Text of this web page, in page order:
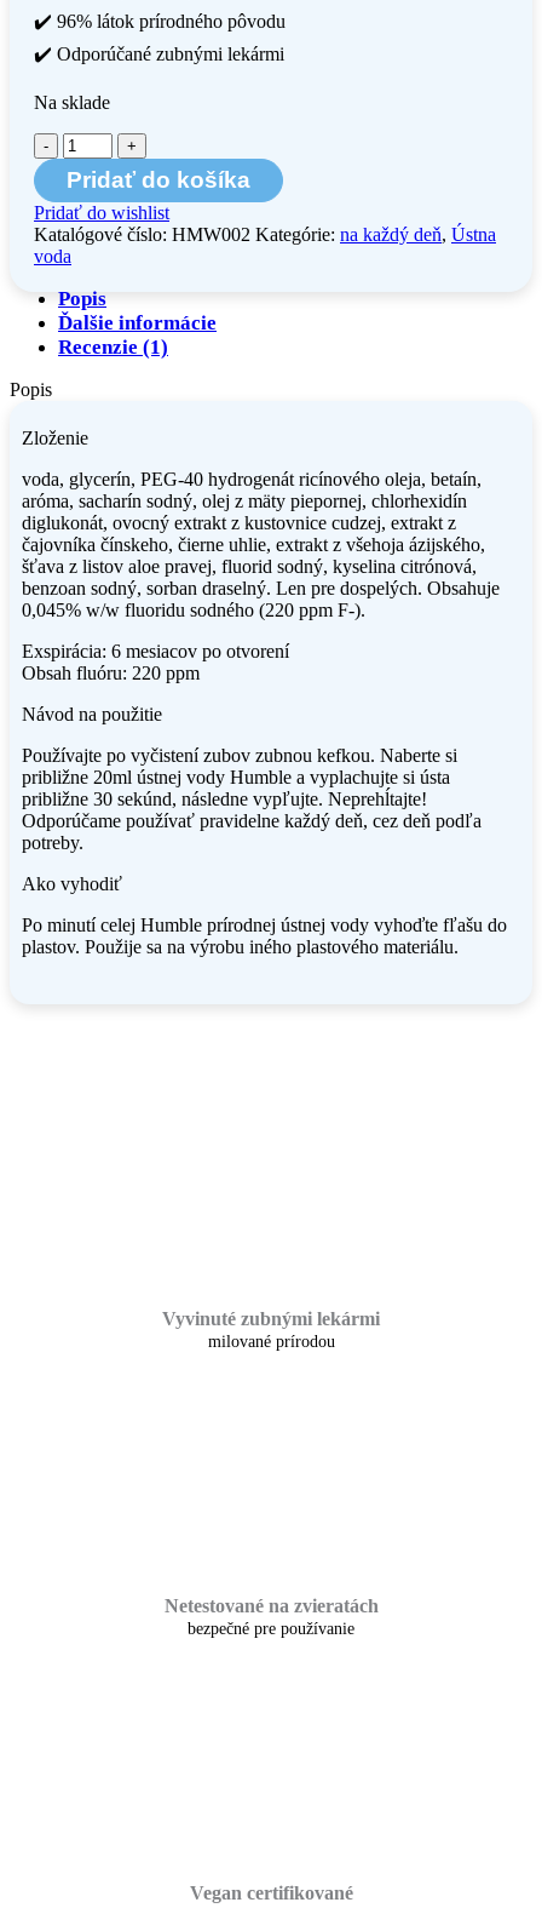
✔️ 96% látok prírodného pôvodu
✔️ Odporúčané zubnými lekármi
Na sklade
množstvo
Prírodná
ústna
voda
Humble
–
uhlie,
500
ml
(bez
Pridať do košíka
Pridať do wishlist
Katalógové číslo: HMW002 Kategórie: na každý deň, Ústna
voda
Popis
Ďalšie informácie
Recenzie (1)
Popis
Zloženie
voda, glycerín, PEG-40 hydrogenát ricínového oleja, betaín,
aróma, sacharín sodný, olej z mäty piepornej, chlorhexidín
diglukonát, ovocný extrakt z kustovnice cudzej, extrakt z
čajovníka čínskeho, čierne uhlie, extrakt z všehoja ázijského,
šťava z listov aloe pravej, fluorid sodný, kyselina citrónová,
benzoan sodný, sorban draselný. Len pre dospelých. Obsahuje
0,045% w/w fluoridu sodného (220 ppm F-).
Exspirácia: 6 mesiacov po otvorení
Obsah fluóru: 220 ppm
Návod na použitie
Používajte po vyčistení zubov zubnou kefkou. Naberte si
približne 20ml ústnej vody Humble a vyplachujte si ústa
približne 30 sekúnd, následne vypľujte. Neprehĺtajte!
Odporúčame používať pravidelne každý deň, cez deň podľa
potreby.
Ako vyhodiť
Po minutí celej Humble prírodnej ústnej vody vyhoďte fľašu do
plastov. Použije sa na výrobu iného plastového materiálu.
Vyvinuté zubnými lekármi
milované prírodou
Netestované na zvieratách
bezpečné pre používanie
Vegan certifikované